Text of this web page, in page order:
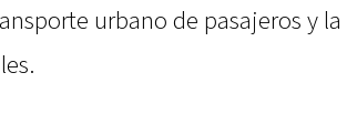
urbano de pasajeros y la